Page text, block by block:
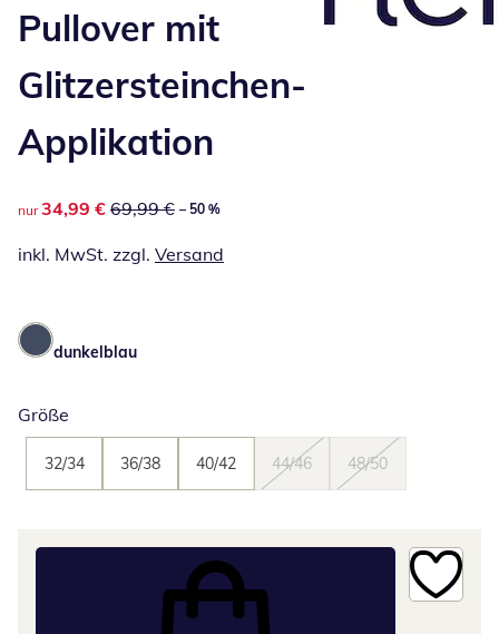
Pullover mit
Glitzersteinchen-
Applikation
reduzierter Preis 34,99 €, vorheriger Preis: 69,99 €
nur 34,99 € 69,99 € – 50 %
inkl. MwSt. zzgl. Versand
dunkelblau
Größe
32/34 36/38 40/42 44/46 48/50